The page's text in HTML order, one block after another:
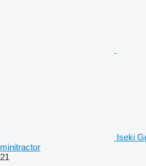
Iseki
minitractor
21